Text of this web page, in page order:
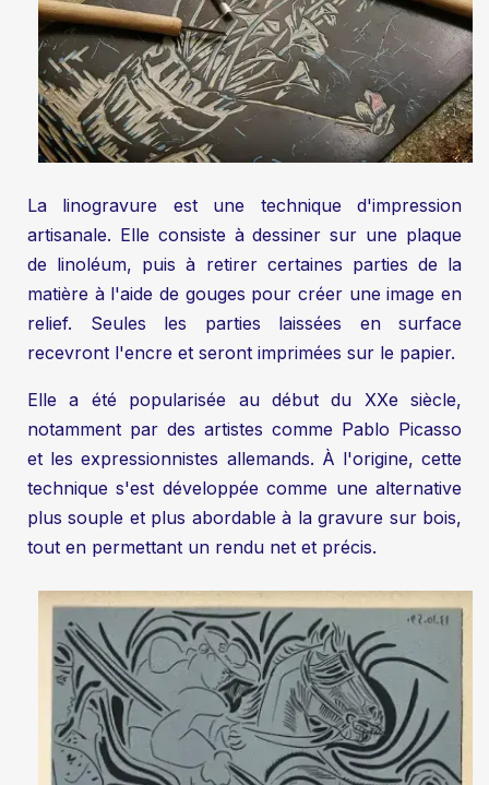
La linogravure est une technique d'impression
artisanale. Elle consiste à dessiner sur une plaque
de linoléum, puis à retirer certaines parties de la
matière à l'aide de gouges pour créer une image en
relief. Seules les parties laissées en surface
recevront l'encre et seront imprimées sur le papier.
Elle a été popularisée au début du XXe siècle,
notamment par des artistes comme Pablo Picasso
et les expressionnistes allemands. À l'origine, cette
technique s'est développée comme une alternative
plus souple et plus abordable à la gravure sur bois,
tout en permettant un rendu net et précis.